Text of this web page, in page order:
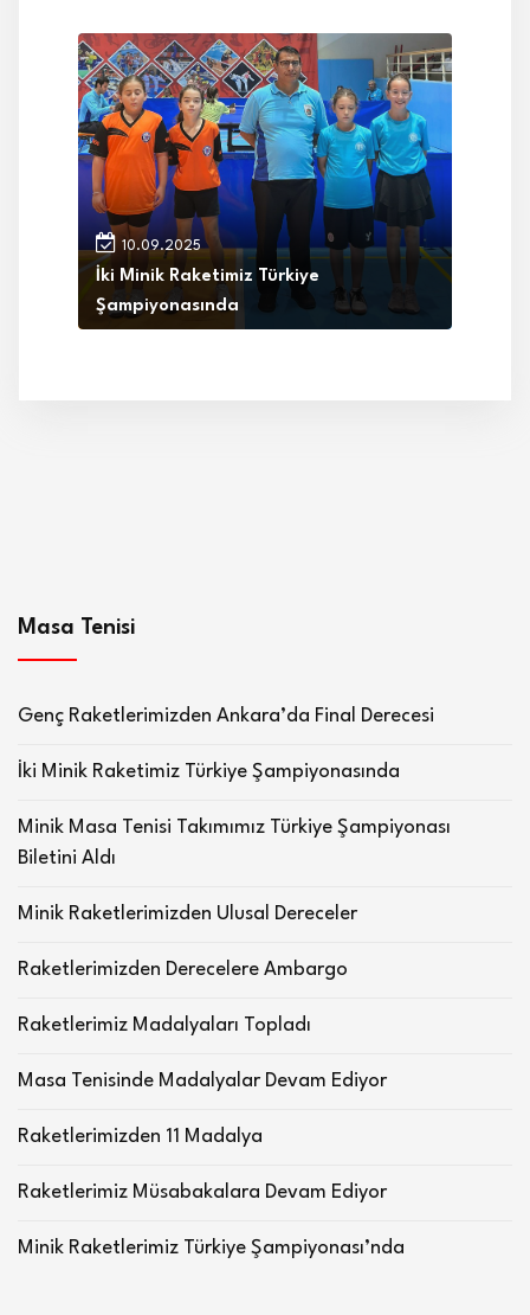
10.09.2025
İki Minik Raketimiz Türkiye
Şampiyonasında
Masa Tenisi
Genç Raketlerimizden Ankara’da Final Derecesi
İki Minik Raketimiz Türkiye Şampiyonasında
Minik Masa Tenisi Takımımız Türkiye Şampiyonası
Biletini Aldı
Minik Raketlerimizden Ulusal Dereceler
Raketlerimizden Derecelere Ambargo
Raketlerimiz Madalyaları Topladı
Masa Tenisinde Madalyalar Devam Ediyor
Raketlerimizden 11 Madalya
Raketlerimiz Müsabakalara Devam Ediyor
Minik Raketlerimiz Türkiye Şampiyonası’nda